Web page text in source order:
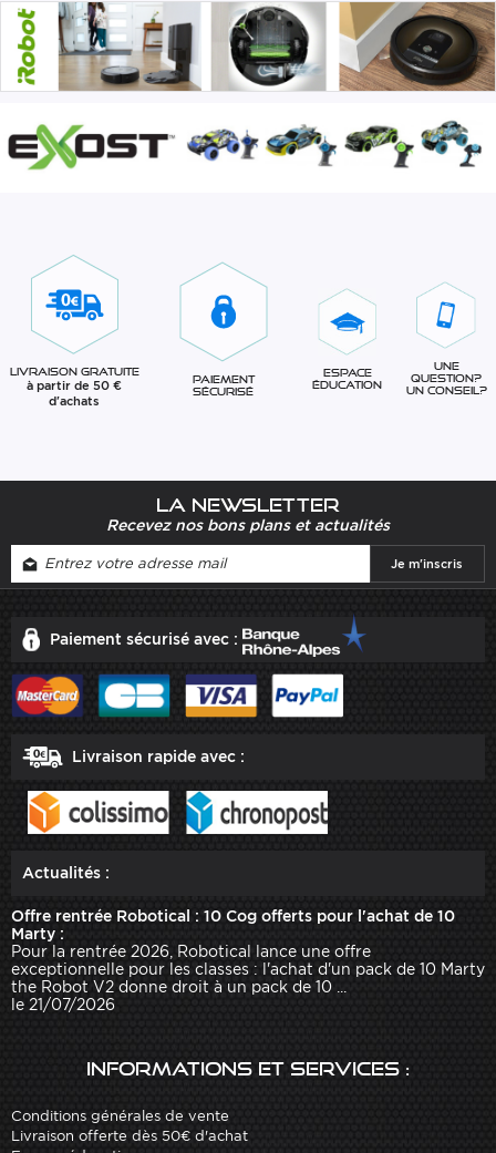
Livraison gratuite
à partir de 50 €
d'achats
Paiement
sécurisé
Espace
éducation
Une
question?
Un conseil?
La newsletter
Recevez nos bons plans et actualités
Paiement sécurisé avec :
Livraison rapide avec :
Actualités :
Offre rentrée Robotical : 10 Cog offerts pour l'achat de 10
Marty :
Pour la rentrée 2026, Robotical lance une offre
exceptionnelle pour les classes : l'achat d'un pack de 10 Marty
the Robot V2 donne droit à un pack de 10 ...
le 21/07/2026
Informations et services :
Conditions générales de vente
Livraison offerte dès 50€ d'achat